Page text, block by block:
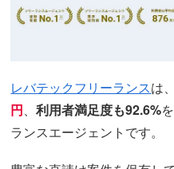
レバテックフリーランスは
円、利用者満足度も92.6%
ランスエージェントです。